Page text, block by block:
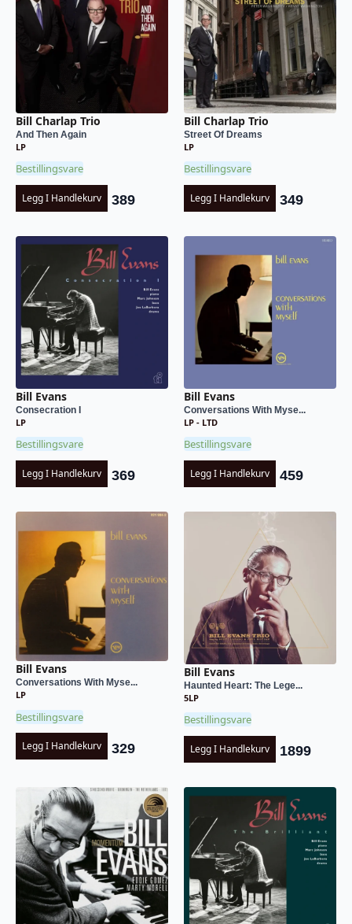
Bill Charlap Trio
And Then Again
LP
Bestillingsvare
Legg I Handlekurv 389
Bill Charlap Trio
Street Of Dreams
LP
Bestillingsvare
Legg I Handlekurv 349
Bill Evans
Consecration I
LP
Bestillingsvare
Legg I Handlekurv 369
Bill Evans
Conversations With Myse...
LP - LTD
Bestillingsvare
Legg I Handlekurv 459
Bill Evans
Conversations With Myse...
LP
Bestillingsvare
Legg I Handlekurv 329
Bill Evans
Haunted Heart: The Lege...
5LP
Bestillingsvare
Legg I Handlekurv 1899